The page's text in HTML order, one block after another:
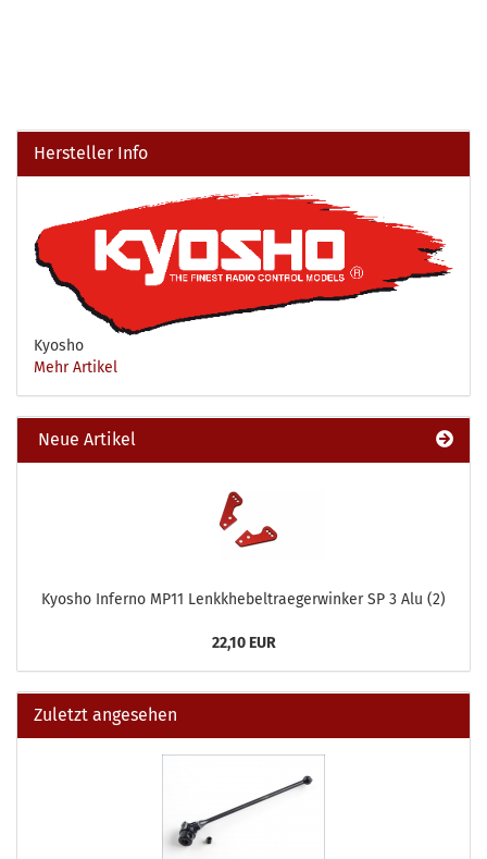
Hersteller Info
Kyosho
Mehr Artikel
Neue Artikel
Kyosho Inferno MP11 Lenkkhebeltraegerwinker SP 3 Alu (2)
22,10 EUR
Zuletzt angesehen